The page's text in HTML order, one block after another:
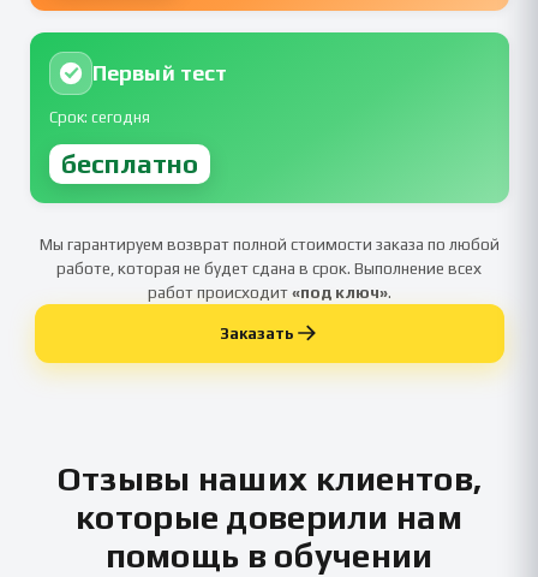
Первый тест
Срок: сегодня
бесплатно
Мы гарантируем возврат полной стоимости заказа по любой
работе, которая не будет сдана в срок. Выполнение всех
работ происходит«под ключ».
Заказать
Отзывы наших клиентов,
которые доверили нам
помощь в обучении